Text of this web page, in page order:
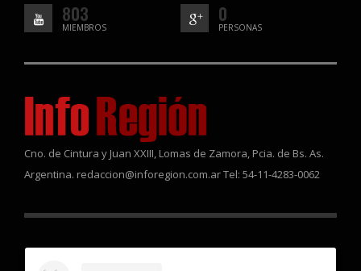
803
MIEMBROS
0
PERSONAS
Cno. de Cintura y Juan XXIII, Lomas de Zamora, Pcia. de Bs. As.
Argentina. redaccion@inforegion.com.ar Tel: 54-11-4283-0062